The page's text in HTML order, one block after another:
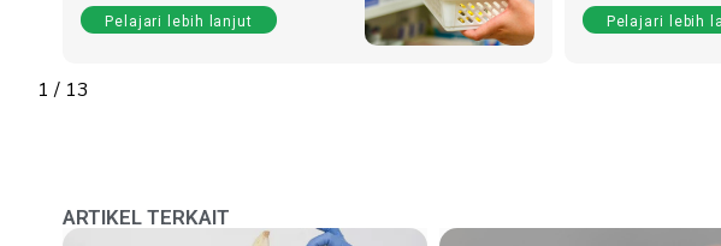
Pelajari lebih lanjut Pelajari lebih
1 / 13
ARTIKEL TERKAIT